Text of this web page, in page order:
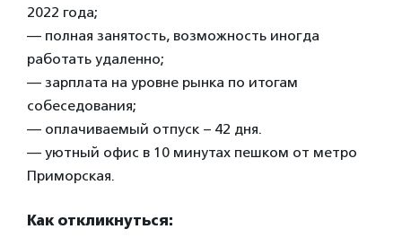
2022 года;
— полная занятость, возможность иногда
работать удаленно;
— зарплата на уровне рынка по итогам
собеседования;
— оплачиваемый отпуск – 42 дня.
— уютный офис в 10 минутах пешком от метро
Приморская.
Как откликнуться: